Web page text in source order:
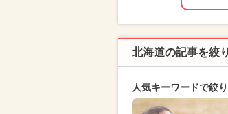
北海道の記事を絞
人気キーワードで絞